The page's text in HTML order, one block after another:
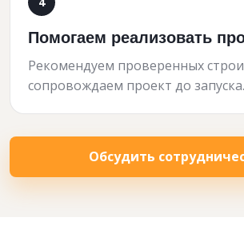
Помогаем реализовать
Рекомендуем проверенных
сопровождаем проект до запуска.
Обсудить